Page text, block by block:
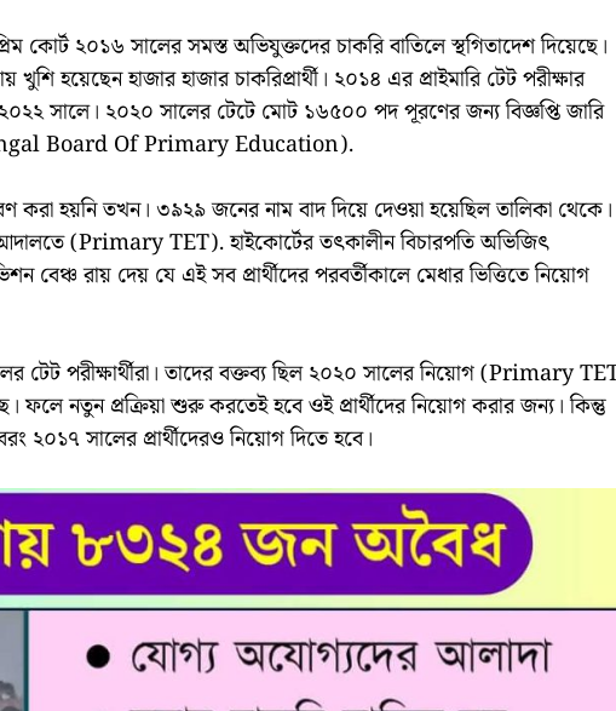
কোর্ট ২০১৬ সালের সমস্ত অভিযুক্তদের চাকরি বাতিলে স্থগিতাদেশ দিয়েছে।
হাজার হাজার চাকরিপ্রার্থী। ২০১৪ এর প্রাইমারি টেট পরীক্ষার
সালে। ২০২০ সালের টেটে মোট ১৬৫০০ পদ পূরণের জন্য বিজ্ঞপ্তি জারি
Bengal Board Of Primary Education).
হয়নি তখন। ৩৯২৯ জনের নাম বাদ দিয়ে দেওয়া হয়েছিল তালিকা থেকে।
আদালতে (Primary TET). হাইকোর্টের তৎকালীন বিচারপতি অভিজিৎ
রায় দেয় যে এই সব প্রার্থীদের পরবর্তীকালে মেধার ভিত্তিতে নিয়োগ
টেট পরীক্ষার্থীরা। তাদের বক্তব্য ছিল ২০২০ সালের নিয়োগ (Primary
নতুন প্রক্রিয়া শুরু করতেই হবে ওই প্রার্থীদের নিয়োগ করার জন্য। কিন্তু
২০১৭ সালের প্রার্থীদেরও নিয়োগ দিতে হবে।